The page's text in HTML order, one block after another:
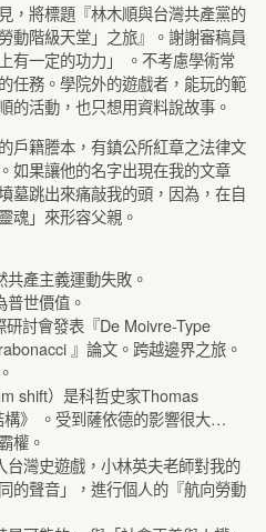
，將標題『林木順與台灣共產黨的
動階級天堂」之旅』。謝謝審稿員
有一定的功力」 。不考慮學術常
任務。學院外的遊戲者，能玩的範
的活動，也只想用資料說故事。
戶籍謄本，有鎮公所紅章之法律文
如果讓他的名字出現在我的文章
墓跳出來痛敲我的頭，因為，在自
魂」來形容父親。
產主義運動失敗。
普世價值。
討會發表『De Moivre-Type
』論文。跨越邊界之旅。
shift）是科哲史家Thomas
》 。受到薩依德的影響很大…
權。
台灣史遊戲，小林英夫老師對我的
的聲音」，進行個人的『航向勞動